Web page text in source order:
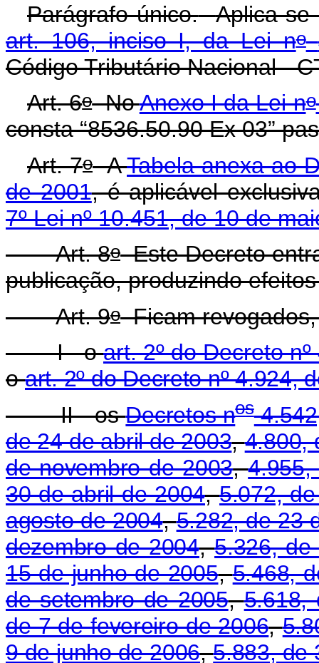
Parágrafo único.
Aplica-
art. 106, inciso I, da Lei no
Código Tributário Nacional -
Art. 6oNoAnexo I da Lei no
consta “8536.50.90 Ex 03”
Art. 7oATabela anexa ao
de 2001, é aplicável
7º Lei nº 10.451, de 10 de
Art. 8o Este Decreto
publicação, produzindo
Art. 9oFicam revogados,
I - oart. 2º do Decreto
oart. 2º do Decreto nº 4.924,
II - osDecretos nos
de 24 de abril de 2003,4.800,
de novembro de 2003,
30 de abril de 2004,5.072,
agosto de 2004,5.282, de 23
dezembro de 2004,5.326,
15 de junho de 2005,5.468,
de setembro de 2005,5.618,
de 7 de fevereiro de 2006,
9 de junho de 2006,5.883, de